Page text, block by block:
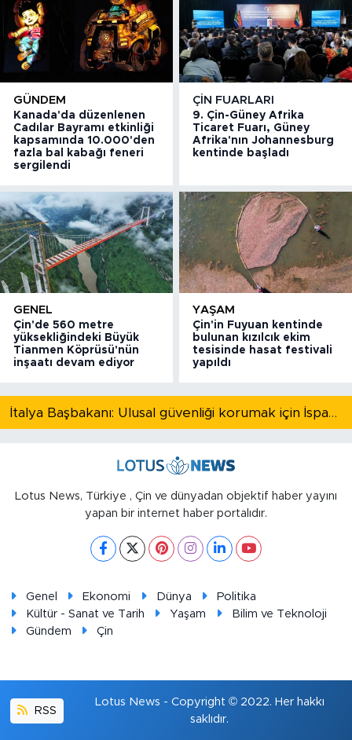
GÜNDEM
Kanada'da düzenlenen
Cadılar Bayramı etkinliği
kapsamında 10.000'den
fazla bal kabağı feneri
sergilendi
ÇIN FUARLARI
9. Çin-Güney Afrika
Ticaret Fuarı, Güney
Afrika'nın Johannesburg
kentinde başladı
GENEL
Çin'de 560 metre
yüksekliğindeki Büyük
Tianmen Köprüsü'nün
inşaatı devam ediyor
YAŞAM
Çin'in Fuyuan kentinde
bulunan kızılcık ekim
tesisinde hasat festivali
yapıldı
İtalya Başbakanı: Ulusal güvenliği korumak için İspanya ile Schengen kapsamındaki serbest dolaşımı askıya alıyoruz
Lotus News, Türkiye , Çin ve dünyadan objektif haber yayını
yapan bir internet haber portalıdır.
Genel Ekonomi Dünya
Politika
Kültür - Sanat ve Tarih
Yaşam
Bilim ve Teknoloji
Gündem
Çin
RSS
Lotus News - Copyright © 2022. Her hakkı
saklıdır.